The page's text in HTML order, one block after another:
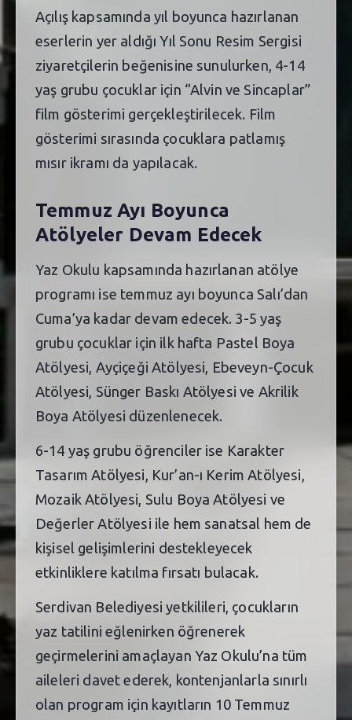
Açılış kapsamında yıl boyunca hazırlanan
eserlerin yer aldığı Yıl Sonu Resim Sergisi
ziyaretçilerin beğenisine sunulurken, 4-14
yaş grubu çocuklar için “Alvin ve Sincaplar”
film gösterimi gerçekleştirilecek. Film
gösterimi sırasında çocuklara patlamış
mısır ikramı da yapılacak.
Temmuz Ayı Boyunca
Atölyeler Devam Edecek
Yaz Okulu kapsamında hazırlanan atölye
programı ise temmuz ayı boyunca Salı’dan
Cuma’ya kadar devam edecek. 3-5 yaş
grubu çocuklar için ilk hafta Pastel Boya
Atölyesi, Ayçiçeği Atölyesi, Ebeveyn-Çocuk
Atölyesi, Sünger Baskı Atölyesi ve Akrilik
Boya Atölyesi düzenlenecek.
6-14 yaş grubu öğrenciler ise Karakter
Tasarım Atölyesi, Kur’an-ı Kerim Atölyesi,
Mozaik Atölyesi, Sulu Boya Atölyesi ve
Değerler Atölyesi ile hem sanatsal hem de
kişisel gelişimlerini destekleyecek
etkinliklere katılma fırsatı bulacak.
Serdivan Belediyesi yetkilileri, çocukların
yaz tatilini eğlenirken öğrenerek
geçirmelerini amaçlayan Yaz Okulu’na tüm
aileleri davet ederek, kontenjanlarla sınırlı
olan program için kayıtların 10 Temmuz